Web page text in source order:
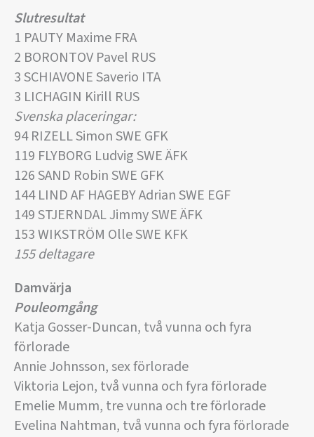
Slutresultat
1 PAUTY Maxime FRA
2 BORONTOV Pavel RUS
3 SCHIAVONE Saverio ITA
3 LICHAGIN Kirill RUS
Svenska placeringar:
94 RIZELL Simon SWE GFK
119 FLYBORG Ludvig SWE ÄFK
126 SAND Robin SWE GFK
144 LIND AF HAGEBY Adrian SWE EGF
149 STJERNDAL Jimmy SWE ÄFK
153 WIKSTRÖM Olle SWE KFK
155 deltagare
Damvärja
Pouleomgång
Katja Gosser-Duncan, två vunna och fyra
förlorade
Annie Johnsson, sex förlorade
Viktoria Lejon, två vunna och fyra förlorade
Emelie Mumm, tre vunna och tre förlorade
Evelina Nahtman, två vunna och fyra förlorade